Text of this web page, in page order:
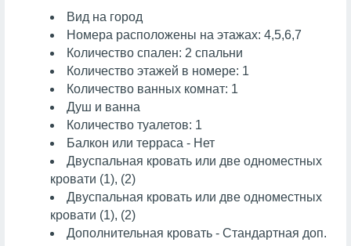
Вид на город
Номера расположены на этажах: 4,5,6,7
Количество спален: 2 спальни
Количество этажей в номере: 1
Количество ванных комнат: 1
Душ и ванна
Количество туалетов: 1
Балкон или терраса - Нет
Двуспальная кровать или две одноместных
кровати (1), (2)
Двуспальная кровать или две одноместных
кровати (1), (2)
Дополнительная кровать - Стандартная доп.